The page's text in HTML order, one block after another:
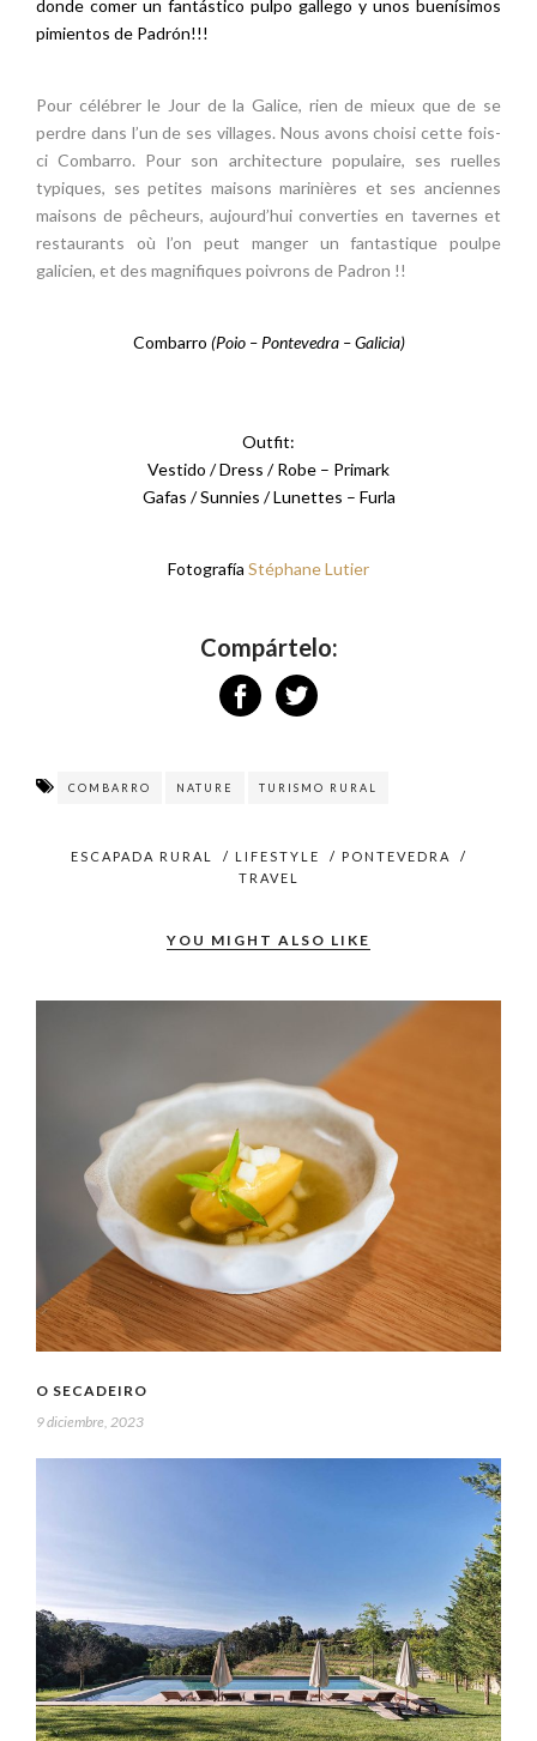
donde comer un fantástico pulpo gallego y unos buenísimos
pimientos de Padrón!!!
Pour célébrer le Jour de la Galice, rien de mieux que de se
perdre dans l’un de ses villages. Nous avons choisi cette fois-
ci Combarro. Pour son architecture populaire, ses ruelles
typiques, ses petites maisons marinières et ses anciennes
maisons de pêcheurs, aujourd’hui converties en tavernes et
restaurants où l’on peut manger un fantastique poulpe
galicien, et des magnifiques poivrons de Padron !!
Combarro (Poio – Pontevedra – Galicia)
Outfit:
Vestido / Dress / Robe – Primark
Gafas / Sunnies / Lunettes – Furla
Fotografía Stéphane Lutier
Compártelo:
COMBARRO NATURE TURISMO RURAL
ESCAPADA RURAL / LIFESTYLE / PONTEVEDRA
/
TRAVEL
YOU MIGHT ALSO LIKE
O SECADEIRO
9 diciembre, 2023